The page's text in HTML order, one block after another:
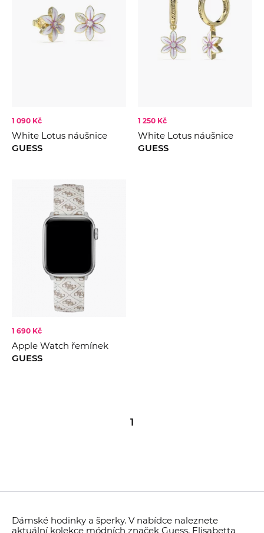
1 090 Kč
White Lotus náušnice
GUESS
1 250 Kč
White Lotus náušnice
GUESS
1 690 Kč
Apple Watch řemínek
GUESS
1
Dámské hodinky a šperky. V nabídce naleznete
aktuální kolekce módních značek Guess, Elisabetta